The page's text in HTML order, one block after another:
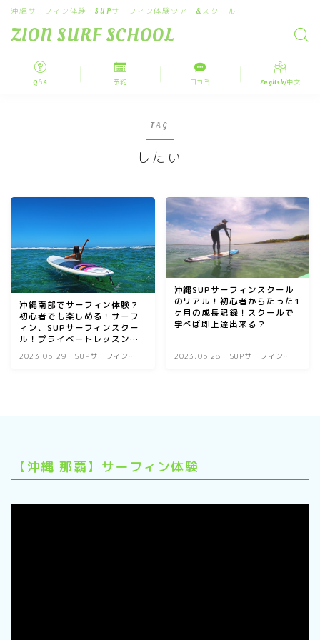
ZION SURF SCHOOL
沖縄サーフィン体験・SUPサーフィン体験ツアー&スクール
Q＆A 予約 口コミ English/中文
TAG
したい
沖縄南部でサーフィン体験？
初心者でも楽しめる！サーフ
ィン、SUPサーフィンスクー
ル！プライベートレッスンで
2023.05.29
SUPサーフィン初
沖縄SUPサーフィンスクール
のリアル！初心者からたった1
ヶ月の成長記録！スクールで
学べば即上達出来る？
2023.05.28
SUPサーフィン初
【沖縄 那覇】サーフィン体験